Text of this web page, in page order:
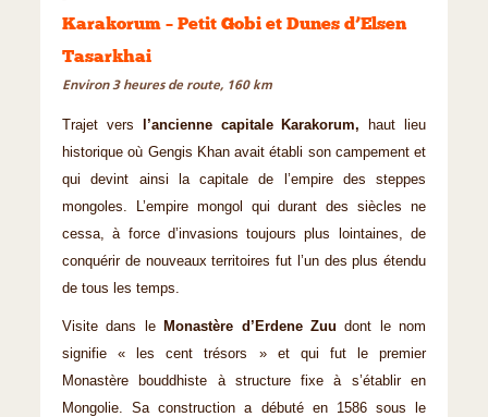
Karakorum – Petit Gobi et Dunes d’Elsen
Tasarkhai
Environ 3 heures de route, 160 km
Trajet vers l’ancienne capitale Karakorum, haut lieu
historique où Gengis Khan avait établi son campement et
qui devint ainsi la capitale de l’empire des steppes
mongoles. L’empire mongol qui durant des siècles ne
cessa, à force d’invasions toujours plus lointaines, de
conquérir de nouveaux territoires fut l’un des plus étendu
de tous les temps.
Visite dans le Monastère d’Erdene Zuu dont le nom
signifie « les cent trésors » et qui fut le premier
Monastère bouddhiste à structure fixe à s’établir en
Mongolie. Sa construction a débuté en 1586 sous le